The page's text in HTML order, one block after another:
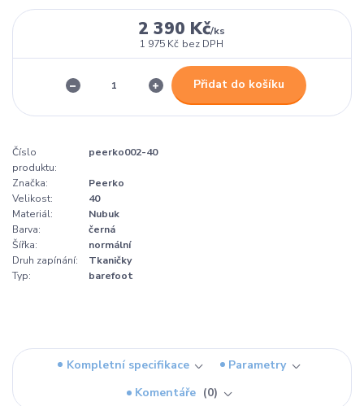
2 390 Kč/ks
1 975 Kč bez DPH
Přidat do košíku
Číslo
produktu:
peerko002-40
Značka:
Peerko
Velikost:
40
Materiál:
Nubuk
Barva:
černá
Šířka:
normální
Druh zapínání:
Tkaničky
Typ:
barefoot
Kompletní specifikace
Parametry
Komentáře
0